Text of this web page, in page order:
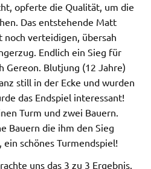
opferte die Qualität, um die
Das entstehende Matt
verteidigen, übersah
Endlich ein Sieg für
Gereon. Blutjung (12 Jahre)
still in der Ecke und wurden
das Endspiel interessant!
Turm und zwei Bauern.
Bauern die ihm den Sieg
ein schönes Turmendspiel!
uns das 3 zu 3 Ergebnis.